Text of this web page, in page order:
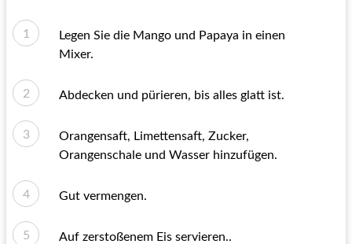
Legen Sie die Mango und Papaya in einen
Mixer.
Abdecken und pürieren, bis alles glatt ist.
Orangensaft, Limettensaft, Zucker,
Orangenschale und Wasser hinzufügen.
Gut vermengen.
Auf zerstoßenem Eis servieren..